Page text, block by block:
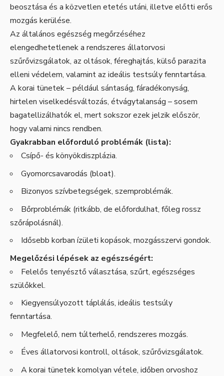
beosztása és a közvetlen etetés utáni, illetve előtti erős
mozgás kerülése.
Az általános egészség megőrzéséhez
elengedhetetlenek a rendszeres állatorvosi
szűrővizsgálatok, az oltások, féreghajtás, külső parazita
elleni védelem, valamint az ideális testsúly fenntartása.
A korai tünetek – például sántaság, fáradékonyság,
hirtelen viselkedésváltozás, étvágytalanság – sosem
bagatellizálhatók el, mert sokszor ezek jelzik először,
hogy valami nincs rendben.
Gyakrabban előforduló problémák (lista):
Csípő- és könyökdiszplázia.
Gyomorcsavarodás (bloat).
Bizonyos szívbetegségek, szemproblémák.
Bőrproblémák (ritkább, de előfordulhat, főleg rossz
szőrápolásnál).
Idősebb korban ízületi kopások, mozgásszervi gondok.
Megelőzési lépések az egészségért:
Felelős tenyésztő választása, szűrt, egészséges
szülőkkel.
Kiegyensúlyozott táplálás, ideális testsúly
fenntartása.
Megfelelő, nem túlterhelő, rendszeres mozgás.
Éves állatorvosi kontroll, oltások, szűrővizsgálatok.
A korai tünetek komolyan vétele, időben orvoshoz